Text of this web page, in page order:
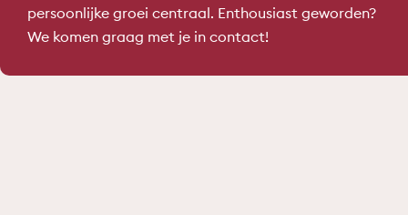
persoonlijke groei centraal. Enthousiast geworden?
We komen graag met je in contact!